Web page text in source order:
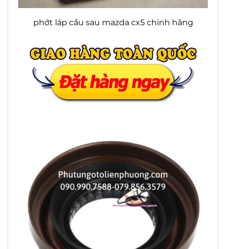
phớt láp cầu sau mazda cx5 chinh hãng